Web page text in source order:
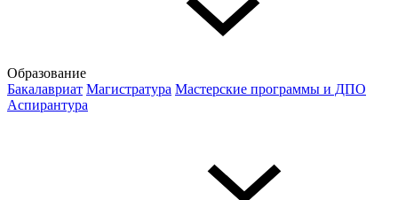
Образование
Бакалавриат Магистратура Мастерские программы и ДПО
Аспирантура